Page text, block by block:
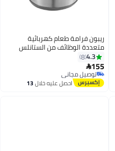
ريبون فرامة طعام كهربائية
متعددة الوظائف من الستانلس
ستيل 350 W RE-2-099BL
4.3
8
155
توصيل مجاني
توصيل مجانياحصل عليه خلال13